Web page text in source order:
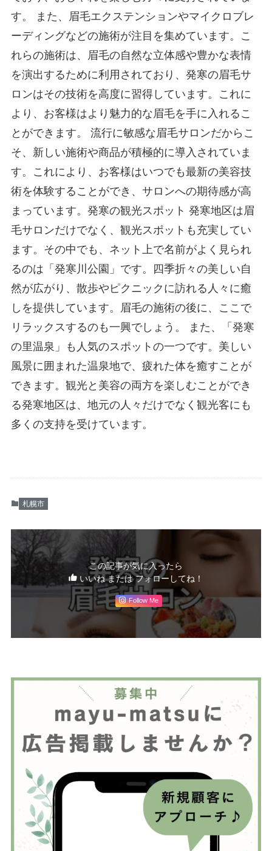
す。 また、眉毛エクステンションやマイクロブレ
ーディングなどの施術が注目を集めています。こ
れらの施術は、眉毛の自然な立体感や豊かな表情
を演出するために利用されており、発寒の眉毛サ
ロンはその技術を高度に習得しています。これに
より、お客様はより魅力的な眉毛を手に入れるこ
とができます。 流行に敏感な眉毛サロンだからこ
そ、新しい施術や商品が積極的に導入されていま
す。これにより、お客様はいつでも最新の美容技
術を体験することができ、サロンへの期待感が高
まっています。 ​​発寒の観光スポット 発寒地区は眉
毛サロンだけでなく、観光スポットも充実してい
ます。その中でも、ネット上で名前がよく見られ
るのは「発寒川公園」です。四季折々の美しい自
然が広がり、散歩やピクニックに訪れる人々に癒
しを提供しています。眉毛の施術の後に、ここで
リラックスするのも一興でしょう。 また、「発寒
の里温泉」も人気のスポットの一つです。美しい
風景に囲まれた温泉地で、疲れた体を癒すことが
できます。観光と美容の両方を楽しむことができ
る発寒地区は、地元の人々だけでなく観光客にも
多くの支持を受けています。
札幌市
この記事が気に入ったら
いいね または フォローしてね！
Follow Me